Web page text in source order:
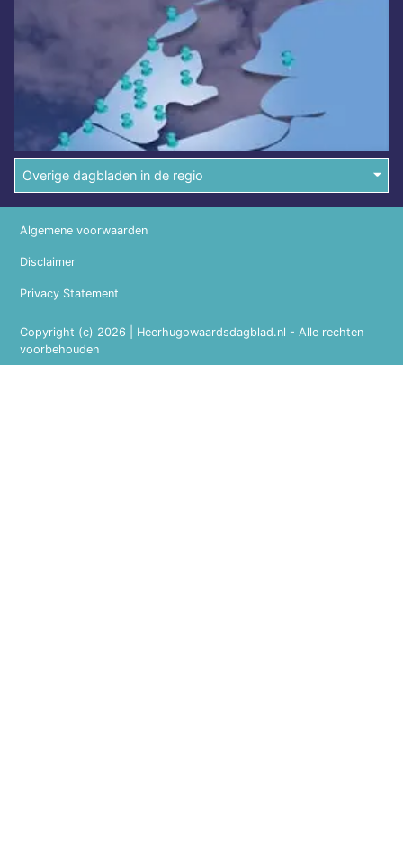
Overige dagbladen in de regio
Copyright (c) 2026 | Heerhugowaardsdagblad.nl - Alle rechten
voorbehouden
Algemene voorwaarden
Disclaimer
Privacy Statement